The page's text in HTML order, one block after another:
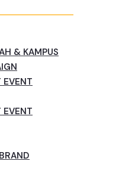
& KAMPUS
EVENT
EVENT